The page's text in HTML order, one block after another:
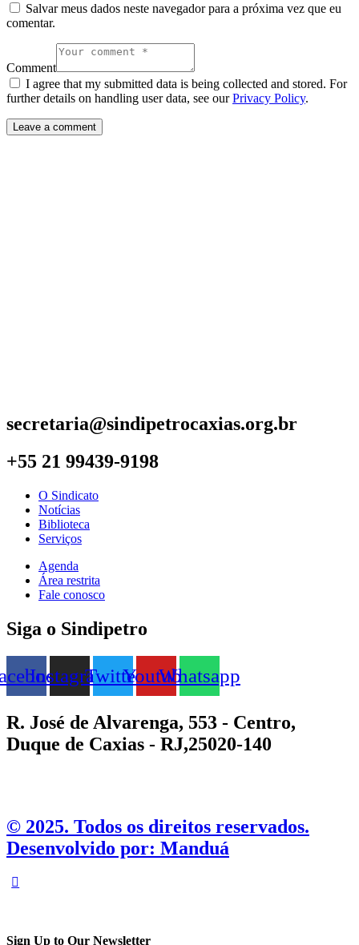
Salvar meus dados neste navegador para a próxima vez que eu
comentar.
Comment
I agree that my submitted data is being collected and stored. For
further details on handling user data, see ourPrivacy Policy.
secretaria@sindipetrocaxias.org.br
+55 21 99439-9198
O Sindicato
Notícias
Biblioteca
Serviços
Agenda
Área restrita
Fale conosco
Siga o Sindipetro
InstagramTwitterYoutubeWhatsapp
R. José de Alvarenga, 553 - Centro,
Duque de Caxias - RJ,25020-140
©️ 2025. Todos os direitos reservados.
Desenvolvido por: Manduá
Sign Up to Our Newsletter